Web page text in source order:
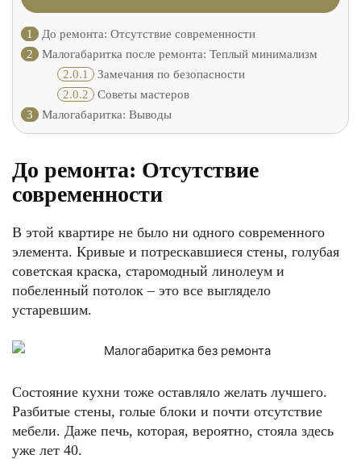
1
До ремонта: Отсутствие современности
2
Малогабаритка после ремонта: Теплый минимализм
2.0.1
Замечания по безопасности
2.0.2
Советы мастеров
3
Малогабаритка: Выводы
До ремонта: Отсутствие
современности
В этой квартире не было ни одного современного
элемента. Кривые и потрескавшиеся стены, голубая
советская краска, старомодный линолеум и
побеленный потолок – это все выглядело
устаревшим.
Состояние кухни тоже оставляло желать лучшего.
Разбитые стены, голые блоки и почти отсутствие
мебели. Даже печь, которая, вероятно, стояла здесь
уже лет 40.